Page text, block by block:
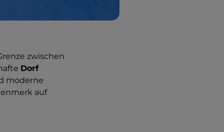
zwischen
Dorf
moderne
auf